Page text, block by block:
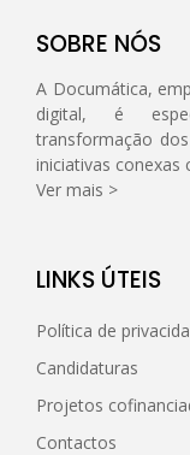
SOBRE NÓS
A Documática,
digital, é
transformação
iniciativas conexas
Ver mais >
LINKS ÚTEIS
Política de
Candidaturas
Projetos
Contactos